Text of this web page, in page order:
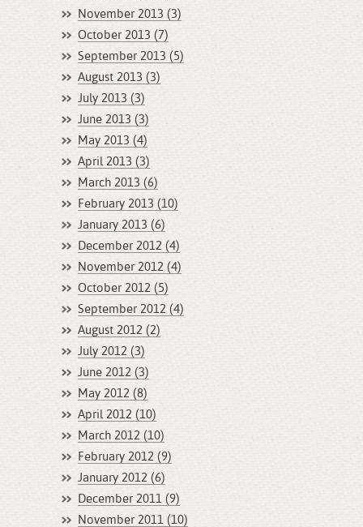
November 2013 (3)
October 2013 (7)
September 2013 (5)
August 2013 (3)
July 2013 (3)
June 2013 (3)
May 2013 (4)
April 2013 (3)
March 2013 (6)
February 2013 (10)
January 2013 (6)
December 2012 (4)
November 2012 (4)
October 2012 (5)
September 2012 (4)
August 2012 (2)
July 2012 (3)
June 2012 (3)
May 2012 (8)
April 2012 (10)
March 2012 (10)
February 2012 (9)
January 2012 (6)
December 2011 (9)
November 2011 (10)